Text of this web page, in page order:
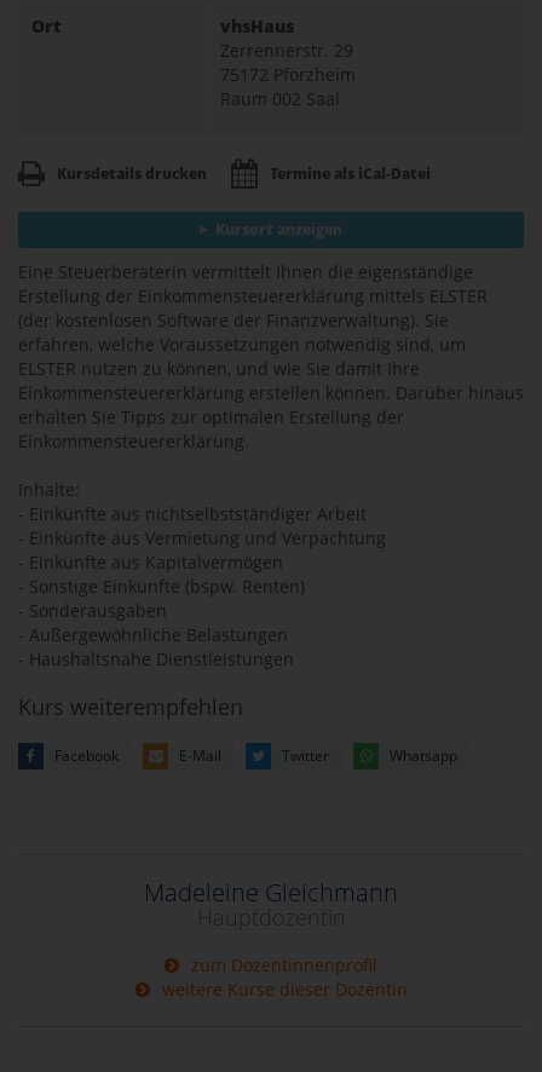
Ort
vhsHaus
Zerrennerstr. 29
75172 Pforzheim
Raum 002 Saal
Kursdetails drucken Termine als iCal-Datei
Kursort anzeigen
Eine Steuerberaterin vermittelt Ihnen die eigenständige
Erstellung der Einkommensteuererklärung mittels ELSTER
(der kostenlosen Software der Finanzverwaltung). Sie
erfahren, welche Voraussetzungen notwendig sind, um
ELSTER nutzen zu können, und wie Sie damit Ihre
Einkommensteuererklärung erstellen können. Darüber hinaus
erhalten Sie Tipps zur optimalen Erstellung der
Einkommensteuererklärung.
Inhalte:
- Einkünfte aus nichtselbstständiger Arbeit
- Einkünfte aus Vermietung und Verpachtung
- Einkünfte aus Kapitalvermögen
- Sonstige Einkünfte (bspw. Renten)
- Sonderausgaben
- Außergewöhnliche Belastungen
- Haushaltsnahe Dienstleistungen
Kurs weiterempfehlen
Facebook E-Mail Twitter Whatsapp
Madeleine Gleichmann
Hauptdozentin
zum Dozentinnenprofil
weitere Kurse dieser Dozentin